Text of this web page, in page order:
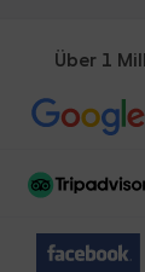
Über 1